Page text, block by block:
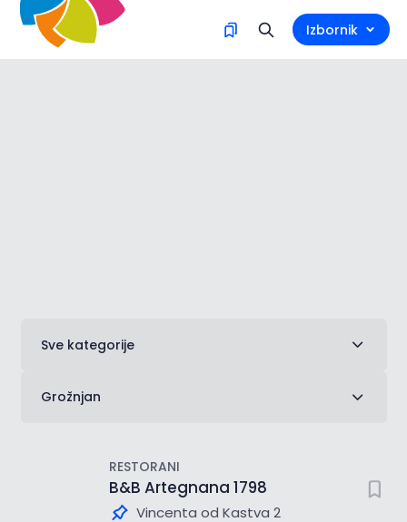
Izbornik
Istraži na mapi
Trgovine i usluge
Sve kategorije
Grožnjan
RESTORANI
B&B Artegnana 1798
Vincenta od Kastva 2